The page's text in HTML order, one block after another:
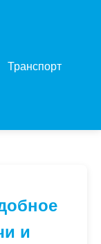
Транспорт
и